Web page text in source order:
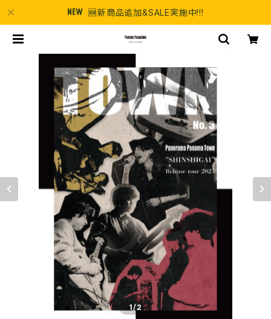
🆕新商品追加&SALE実施中!!!
1/2